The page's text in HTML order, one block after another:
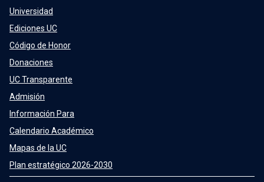
Universidad
Ediciones UC
Código de Honor
Donaciones
UC Transparente
Admisión
Información Para
Calendario Académico
Mapas de la UC
Plan estratégico 2026-2030